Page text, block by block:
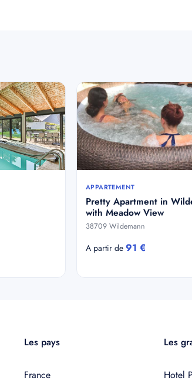
APPARTEMENT
Pretty Apartment in
with Meadow View
38709 Wildemann
A partir de 91 €
Les pays
France
Les
Hotel